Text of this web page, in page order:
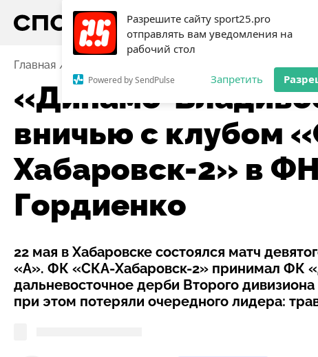
Разрешите сайту sport25.pro
отправлять вам уведомления на
рабочий стол
Powered by SendPulse Запретить
Главная «Динамо-
«Динамо-
вничью с клубом
Хабаровск-2» в
Гордиенко
22 мая в Хабаровске состоялся матч
«А». ФК «СКА-Хабаровск-2» принимал ФК
дальневосточное дерби Второго
при этом потеряли очередного лидера: